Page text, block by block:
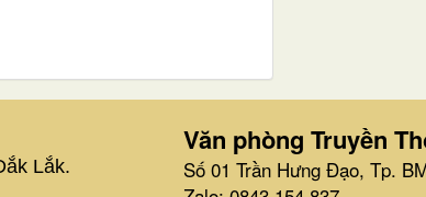
Lắk.
Văn phòng Truyền
Số 01 Trần Hưng Đạo, Tp.